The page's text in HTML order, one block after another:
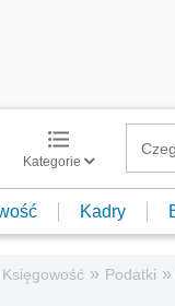
Kategorie
Kadry
Księgowość » Podatki »